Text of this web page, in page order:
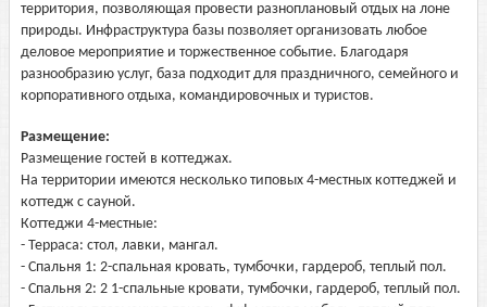
территория, позволяющая провести разноплановый отдых на лоне
природы. Инфраструктура базы позволяет организовать любое
деловое мероприятие и торжественное событие. Благодаря
разнообразию услуг, база подходит для праздничного, семейного и
корпоративного отдыха, командировочных и туристов.
Размещение:
Размещение гостей в коттеджах.
На территории имеются несколько типовых 4-местных коттеджей и
коттедж с сауной.
Коттеджи 4-местные:
- Терраса: стол, лавки, мангал.
- Спальня 1: 2-спальная кровать, тумбочки, гардероб, теплый пол.
- Спальня 2: 2 1-спальные кровати, тумбочки, гардероб, теплый пол.